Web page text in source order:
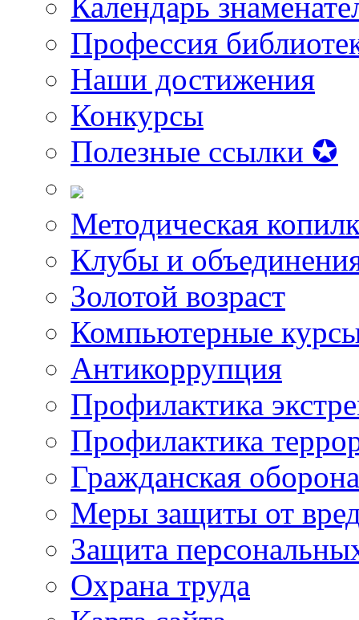
Профессия
Наши достижения
Конкурсы
Полезные ссылки ✪
Методическая
Клубы и
Золотой возраст
Компьютерные
Антикоррупция
Профилактика
Профилактика
Гражданская оборона
Меры защиты от
Защита
Охрана труда